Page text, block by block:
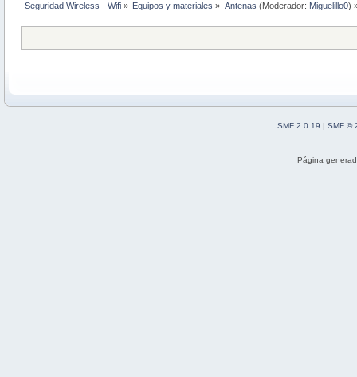
Seguridad Wireless - Wifi » Equipos y materiales » Antenas (Moderador: Miguelillo0)
SMF 2.0.19 | SMF ©
Página